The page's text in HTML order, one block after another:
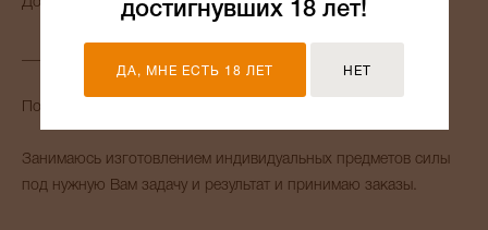
Помогу с выбором амулета для Вас и Ваших близких.
Занимаюсь изготовлением индивидуальных предметов силы
под нужную Вам задачу и результат и принимаю заказы.
достигнувших 18 лет!
ДА, МНЕ ЕСТЬ 18 ЛЕТ НЕТ